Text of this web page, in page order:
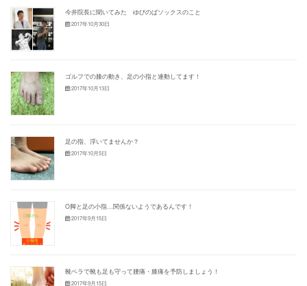
今井院長に聞いてみた ゆびのばソックスのこと
2017年10月30日
ゴルフでの膝の動き、足の小指と連動してます！
2017年10月13日
足の指、浮いてませんか？
2017年10月5日
O脚と足の小指…関係ないようであるんです！
2017年9月15日
靴ベラで靴も足も守って腰痛・膝痛を予防しましょう！
2017年9月15日